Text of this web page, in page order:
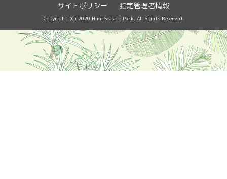
サイトポリシー 指定管理者情報
Copyright (C) 2020 Himi Seaside Park. All Rights Reserved.